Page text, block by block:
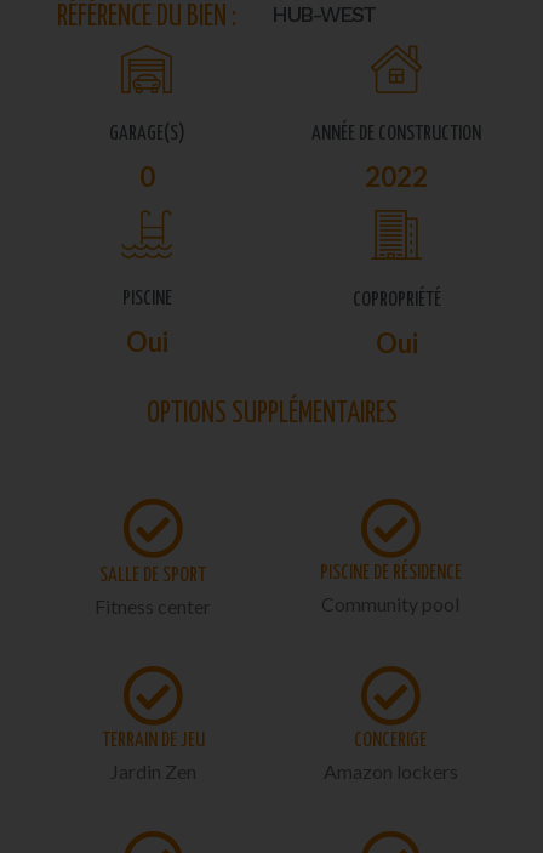
RÉFÉRENCE DU BIEN : HUB-WEST
GARAGE(S)
0
ANNÉE DE CONSTRUCTION
2022
PISCINE
Oui
COPROPRIÉTÉ
Oui
OPTIONS SUPPLÉMENTAIRES
SALLE DE SPORT
Fitness center
PISCINE DE RÉSIDENCE
Community pool
TERRAIN DE JEU
Jardin Zen
CONCERIGE
Amazon lockers